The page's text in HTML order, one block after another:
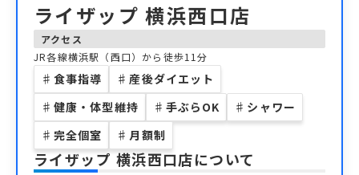
ライザップ 横浜西口店
アクセス
JR各線横浜駅（西口）から徒歩11分
♯ 食事指導 ♯ 産後ダイエット
♯ 健康・体型維持 ♯ 手ぶらOK ♯ シャワー
♯ 完全個室 ♯ 月額制
ライザップ 横浜西口店について